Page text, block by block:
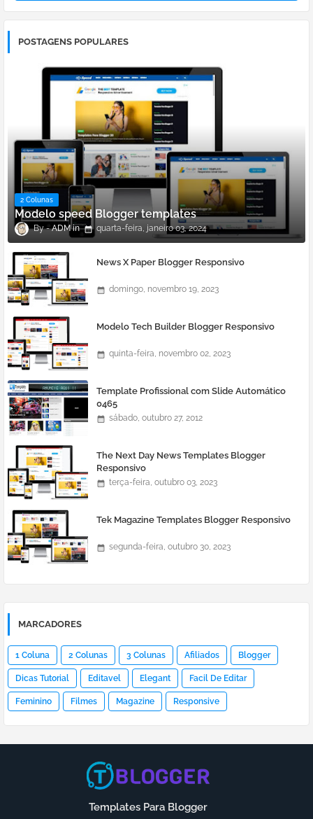
POSTAGENS POPULARES
2 Colunas
Modelo speed Blogger templates
ADM quarta-feira, janeiro 03, 2024
News X Paper Blogger Responsivo
domingo, novembro 19, 2023
Modelo Tech Builder Blogger Responsivo
quinta-feira, novembro 02, 2023
Template Profissional com Slide Automático
0465
sábado, outubro 27, 2012
The Next Day News Templates Blogger
Responsivo
terça-feira, outubro 03, 2023
Tek Magazine Templates Blogger Responsivo
segunda-feira, outubro 30, 2023
MARCADORES
1 Coluna 2 Colunas 3 Colunas Afiliados Blogger
Dicas Tutorial Editavel Elegant Facil De Editar
Feminino Filmes Magazine Responsive
Templates Para Blogger